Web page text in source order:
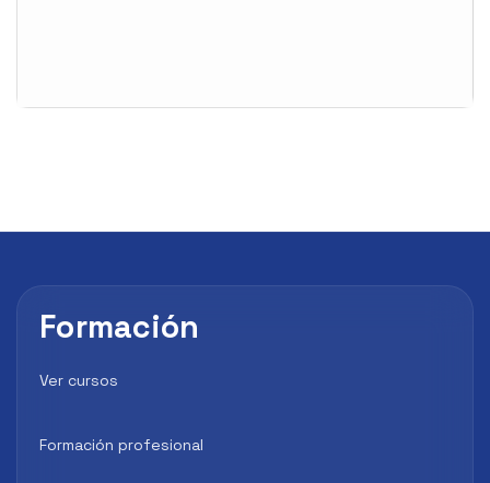
Formación
Ver cursos
Formación profesional